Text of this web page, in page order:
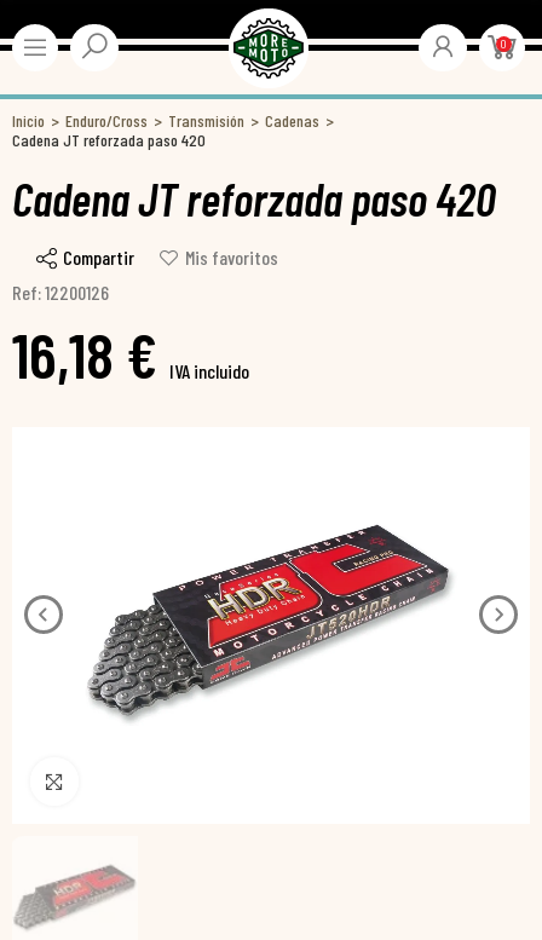
0
Inicio Enduro/Cross Transmisión
Cadenas
Cadena JT reforzada paso 420
Cadena JT reforzada paso 420
Compartir
Mis favoritos
Ref: 12200126
16,18 € IVA incluido